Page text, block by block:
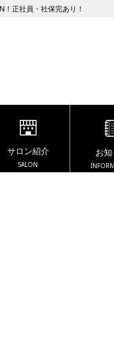
！正社員・社保完あり！
サロン紹介
SALON
お